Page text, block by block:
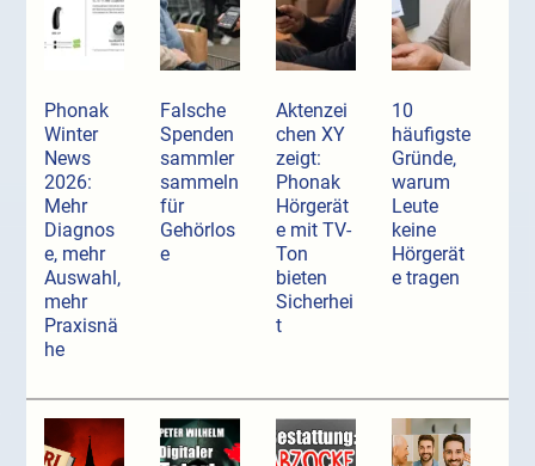
Phonak
Winter
News
2026:
Mehr
Diagnos
e, mehr
Auswahl,
mehr
Praxisnä
he
Falsche
Spenden
sammler
sammeln
für
Gehörlos
e
Aktenzei
chen XY
zeigt:
Phonak
Hörgerät
e mit TV-
Ton
bieten
Sicherhei
t
10
häufigste
Gründe,
warum
Leute
keine
Hörgerät
e tragen